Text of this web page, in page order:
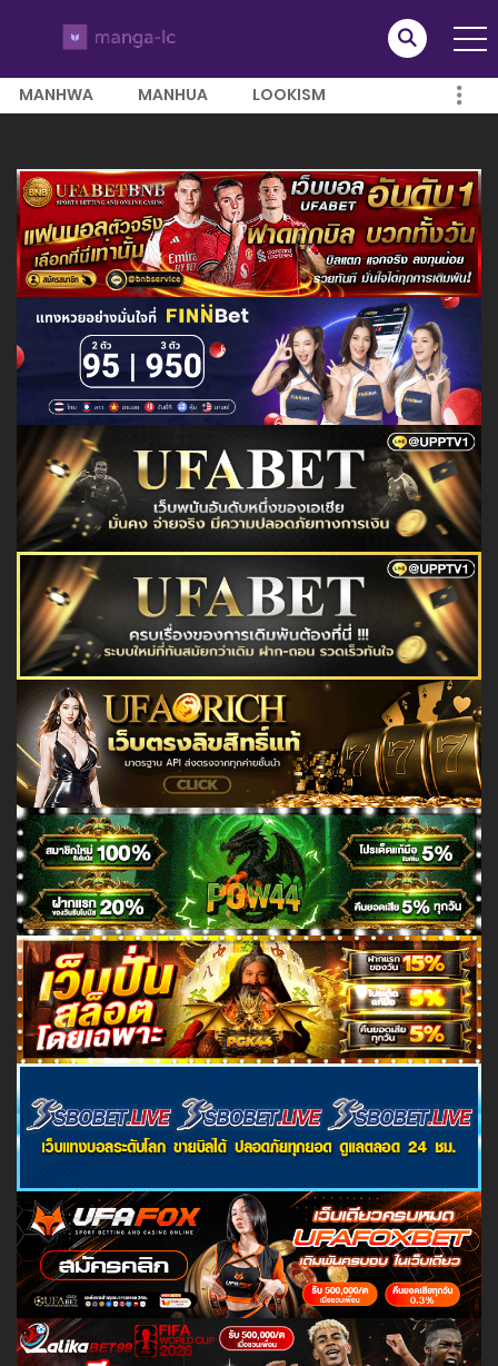
MANHWA MANHUA LOOKISM